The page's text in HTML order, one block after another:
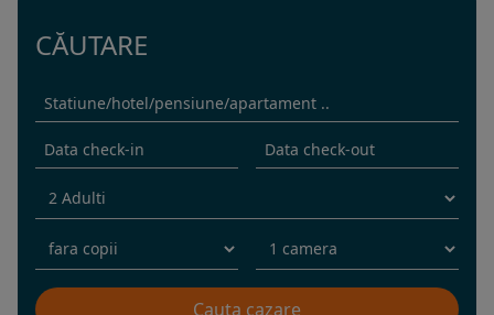
CĂUTARE